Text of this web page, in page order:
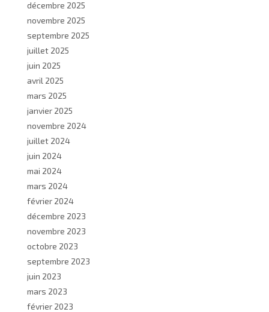
décembre 2025
novembre 2025
septembre 2025
juillet 2025
juin 2025
avril 2025
mars 2025
janvier 2025
novembre 2024
juillet 2024
juin 2024
mai 2024
mars 2024
février 2024
décembre 2023
novembre 2023
octobre 2023
septembre 2023
juin 2023
mars 2023
février 2023